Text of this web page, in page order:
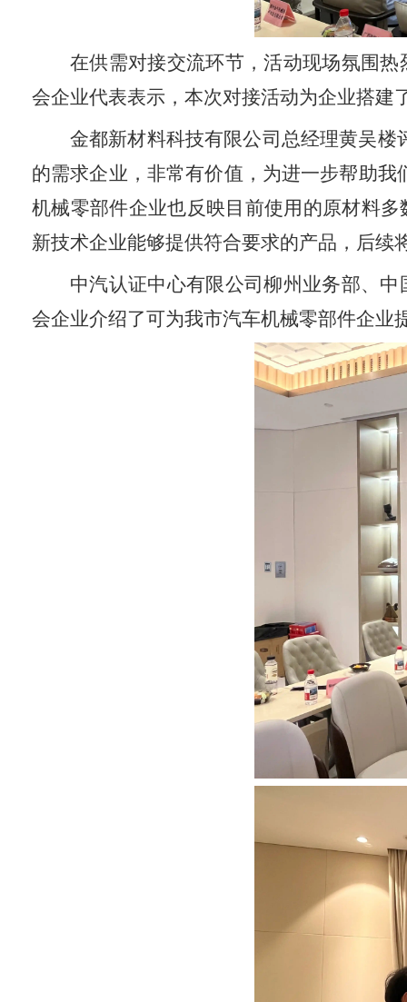
在供需对接交流环节，活动现场氛围
会企业代表表示，本次对接活动为企业搭建
金都新材料科技有限公司总经理黄吴
的需求企业，非常有价值，为进一步帮助
机械零部件企业也反映目前使用的原材料
新技术企业能够提供符合要求的产品，后续
中汽认证中心有限公司柳州业务部、
会企业介绍了可为我市汽车机械零部件企业